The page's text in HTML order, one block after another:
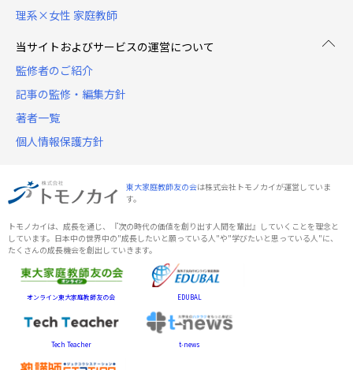
理系×女性 家庭教師
当サイトおよびサービスの運営について
監修者のご紹介
記事の監修・編集方針
著者一覧
個人情報保護方針
東大家庭教師友の会は株式会社トモノカイが運営していま
す。
トモノカイは、成長を通じ、『次の時代の価値を創り出す人間を輩出』していくことを理念と
しています。日本中の世界中の"成長したいと願っている人"や"学びたいと思っている人"に、
たくさんの成長機会を創出していきます。
オンライン東大家庭教師友の会 EDUBAL
Tech Teacher t-news